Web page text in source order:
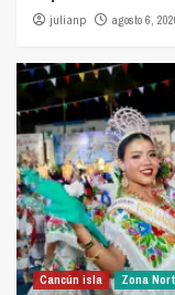
julianp agosto 6,
Cancún isla Zona